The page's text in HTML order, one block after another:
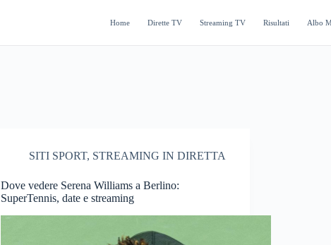
Home Dirette TV Streaming TV Risultati Albo
SITI SPORT, STREAMING IN DIRETTA
Dove vedere Serena Williams a Berlino:
SuperTennis, date e streaming